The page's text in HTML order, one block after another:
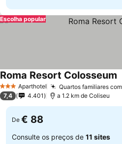
Escolha popular
3 EstrelasAparthotel Quartos familiares
Roma Resort Colosseum
7,4 4.401 a 1.2 km de Coliseu
De € 88
Consulte os preços de 11 sites